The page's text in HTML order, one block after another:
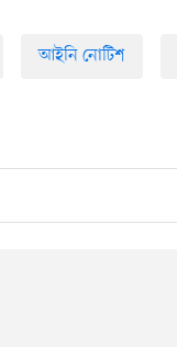
আইনি নোটিশ